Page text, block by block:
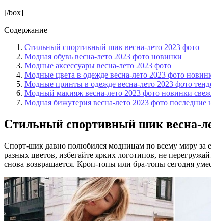
[/box]
Содержание
Стильный спортивный шик весна-лето 2023 фото
Модная обувь весна-лето 2023 фото новинки
Модные аксессуары весна-лето 2023 фото
Модные цвета в одежде весна-лето 2023 фото
Модные принты в одежде весна-лето 2023 фото
Модный макияж весна-лето 2023 фото новинки
Модная бижутерия весна-лето 2023 фото последние
Стильный спортивный шик весна-
Спорт-шик давно полюбился модницам по всему миру за
разных цветов, избегайте ярких логотипов, не
снова возвращается. Кроп-топы или бра-топы сегодня